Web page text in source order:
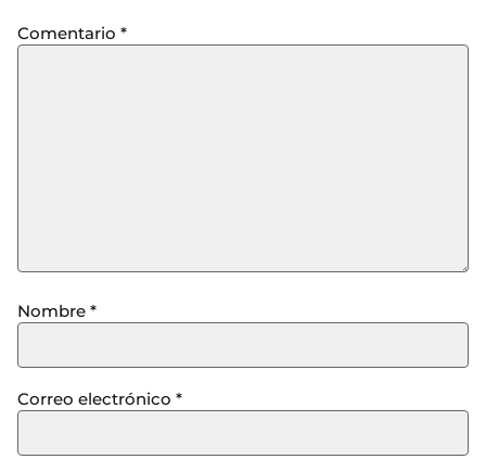
Comentario *
Nombre *
Correo electrónico *